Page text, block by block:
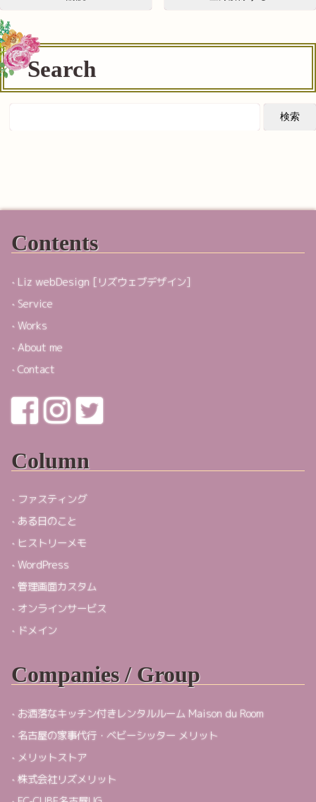
Search
Contents
Liz webDesign [リズウェブデザイン]
Service
Works
About me
Contact
Column
ファスティング
ある日のこと
ヒストリーメモ
WordPress
管理画面カスタム
オンラインサービス
ドメイン
Companies / Group
お洒落なキッチン付きレンタルルーム Maison du Room
名古屋の家事代行・ベビーシッター メリット
メリットストア
株式会社リズメリット